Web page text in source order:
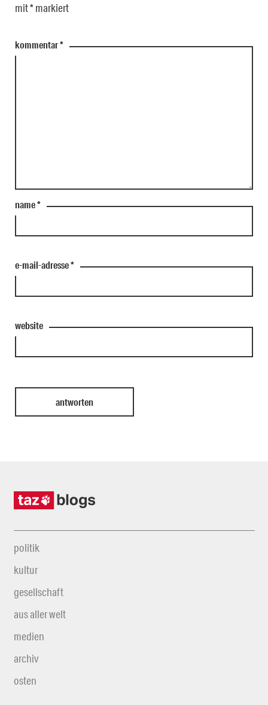
mit*markiert
kommentar*
name*
e-mail-adresse*
website
politik
kultur
gesellschaft
aus aller welt
medien
archiv
osten